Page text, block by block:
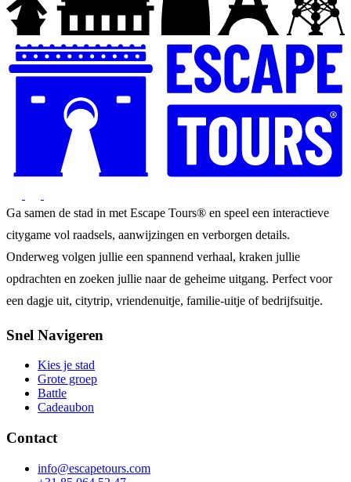
Ga samen de stad in met Escape Tours® en speel een interactieve
citygame vol raadsels, aanwijzingen en verborgen details.
Onderweg volgen jullie een spannend verhaal, kraken jullie
opdrachten en zoeken jullie naar de geheime uitgang. Perfect voor
een dagje uit, citytrip, vriendenuitje, familie-uitje of bedrijfsuitje.
Snel Navigeren
Kies je stad
Grote groep
Battle
Cadeaubon
Contact
info@escapetours.com